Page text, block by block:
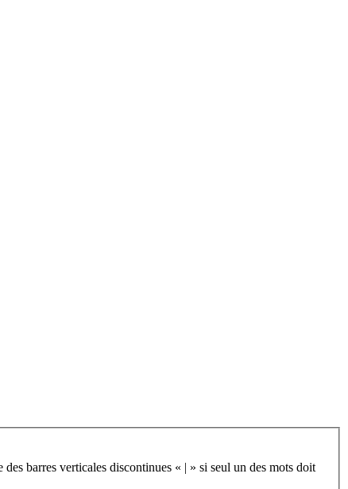
barres verticales discontinues « | » si seul un des mots doit